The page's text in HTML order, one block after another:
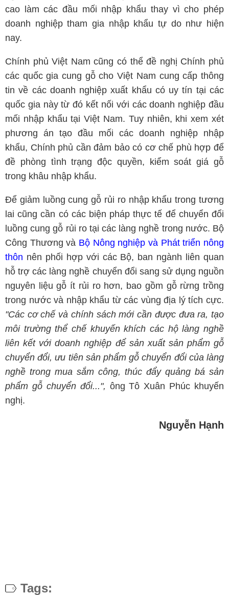
cao làm các đầu mối nhập khẩu thay vì cho phép
doanh nghiệp tham gia nhập khẩu tự do như hiện
nay.
Chính phủ Việt Nam cũng có thể đề nghị Chính phủ
các quốc gia cung gỗ cho Việt Nam cung cấp thông
tin về các doanh nghiệp xuất khẩu có uy tín tại các
quốc gia này từ đó kết nối với các doanh nghiệp đầu
mối nhập khẩu tại Việt Nam. Tuy nhiên, khi xem xét
phương án tạo đầu mối các doanh nghiệp nhập
khẩu, Chính phủ cần đảm bảo có cơ chế phù hợp để
đề phòng tình trạng độc quyền, kiểm soát giá gỗ
trong khâu nhập khẩu.
Để giảm luồng cung gỗ rủi ro nhập khẩu trong tương
lai cũng cần có các biện pháp thực tế để chuyển đổi
luồng cung gỗ rủi ro tại các làng nghề trong nước. Bộ
Công Thương và Bộ Nông nghiệp và Phát triển nông
thôn nên phối hợp với các Bộ, ban ngành liên quan
hỗ trợ các làng nghề chuyển đổi sang sử dụng nguồn
nguyên liệu gỗ ít rủi ro hơn, bao gồm gỗ rừng trồng
trong nước và nhập khẩu từ các vùng địa lý tích cực.
"Các cơ chế và chính sách mới cần được đưa ra, tạo
môi trường thể chế khuyến khích các hộ làng nghề
liên kết với doanh nghiệp để sản xuất sản phẩm gỗ
chuyển đổi, ưu tiên sản phẩm gỗ chuyển đổi của làng
nghề trong mua sắm công, thúc đẩy quảng bá sản
phẩm gỗ chuyển đổi...", ông Tô Xuân Phúc khuyến
nghị.
Nguyễn Hạnh
Tags: